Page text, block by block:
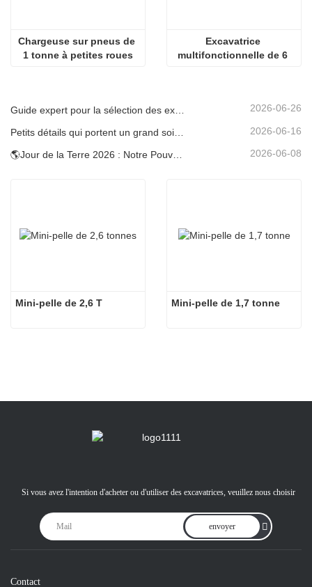
Chargeuse sur pneus de
1 tonne à petites roues
Excavatrice
multifonctionnelle de 6
2026-06-26
2026-06-16
2026-06-08
Mini-pelle de 2,6 T Mini-pelle de 1,7 tonne
Si vous avez l'intention d'acheter ou d'utiliser des excavatrices, veuillez nous choisir
envoyer
Contact